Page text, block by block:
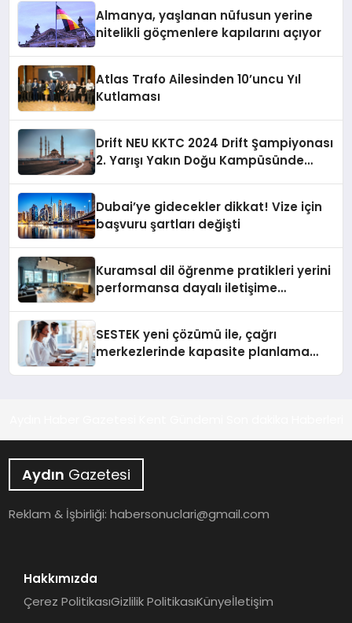
Almanya, yaşlanan nüfusun yerine
nitelikli göçmenlere kapılarını açıyor
Atlas Trafo Ailesinden 10’uncu Yıl
Kutlaması
Drift NEU KKTC 2024 Drift Şampiyonası
2. Yarışı Yakın Doğu Kampüsünde
Dubai’ye gidecekler dikkat! Vize için
başvuru şartları değişti
Kuramsal dil öğrenme pratikleri yerini
performansa dayalı iletişime
SESTEK yeni çözümü ile, çağrı
merkezlerinde kapasite planlama
Aydın Gazetesi
Reklam & İşbirliği:habersonuclari@gmail.com
Hakkımızda
Çerez PolitikasıGizlilik PolitikasıKünyeİletişim